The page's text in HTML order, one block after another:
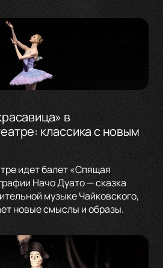
в
классика с новым
идет балет «Спящая
Начо Дуато — сказка
музыке Чайковского,
новые смыслы и образы.